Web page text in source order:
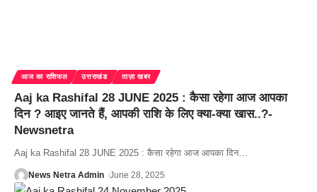
आज का राशिफल उत्तराखंड ताज़ा खबर
Aaj ka Rashifal 28 JUNE 2025 : कैसा रहेगा आज आपका
दिन ? आइए जानते हैं, आपकी राशि के लिए क्या-क्या खास..?-
Newsnetra
Aaj ka Rashifal 28 JUNE 2025 : कैसा रहेगा आज आपका दिन…
News Netra Admin June 28, 2025